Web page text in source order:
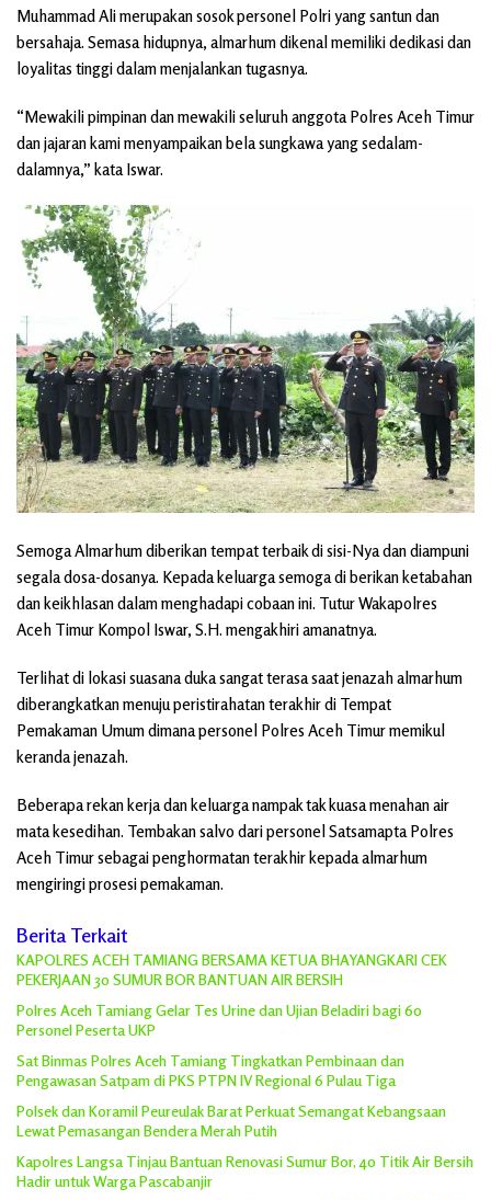
Muhammad Ali merupakan sosok personel Polri yang santun dan
bersahaja. Semasa hidupnya, almarhum dikenal memiliki dedikasi dan
loyalitas tinggi dalam menjalankan tugasnya.
“Mewakili pimpinan dan mewakili seluruh anggota Polres Aceh Timur
dan jajaran kami menyampaikan bela sungkawa yang sedalam-
dalamnya,” kata Iswar.
Semoga Almarhum diberikan tempat terbaik di sisi-Nya dan diampuni
segala dosa-dosanya. Kepada keluarga semoga di berikan ketabahan
dan keikhlasan dalam menghadapi cobaan ini. Tutur Wakapolres
Aceh Timur Kompol Iswar, S.H. mengakhiri amanatnya.
Terlihat di lokasi suasana duka sangat terasa saat jenazah almarhum
diberangkatkan menuju peristirahatan terakhir di Tempat
Pemakaman Umum dimana personel Polres Aceh Timur memikul
keranda jenazah.
Beberapa rekan kerja dan keluarga nampak tak kuasa menahan air
mata kesedihan. Tembakan salvo dari personel Satsamapta Polres
Aceh Timur sebagai penghormatan terakhir kepada almarhum
mengiringi prosesi pemakaman.
Berita Terkait
KAPOLRES ACEH TAMIANG BERSAMA KETUA BHAYANGKARI CEK
PEKERJAAN 30 SUMUR BOR BANTUAN AIR BERSIH
Polres Aceh Tamiang Gelar Tes Urine dan Ujian Beladiri bagi 60
Personel Peserta UKP
Sat Binmas Polres Aceh Tamiang Tingkatkan Pembinaan dan
Pengawasan Satpam di PKS PTPN IV Regional 6 Pulau Tiga
Polsek dan Koramil Peureulak Barat Perkuat Semangat Kebangsaan
Lewat Pemasangan Bendera Merah Putih
Kapolres Langsa Tinjau Bantuan Renovasi Sumur Bor, 40 Titik Air Bersih
Hadir untuk Warga Pascabanjir